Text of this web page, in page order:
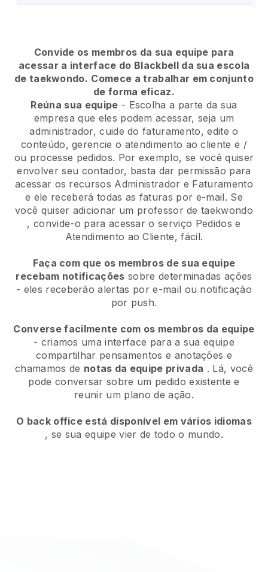
Convide os membros da sua equipe para
acessar a interface do Blackbell da sua escola
de taekwondo. Comece a trabalhar em conjunto
de forma eficaz.
Reúna sua equipe - Escolha a parte da sua
empresa que eles podem acessar, seja um
administrador, cuide do faturamento, edite o
conteúdo, gerencie o atendimento ao cliente e /
ou processe pedidos. Por exemplo, se você quiser
envolver seu contador, basta dar permissão para
acessar os recursos Administrador e Faturamento
e ele receberá todas as faturas por e-mail. Se
você quiser adicionar um professor de taekwondo
, convide-o para acessar o serviço Pedidos e
Atendimento ao Cliente, fácil.
Faça com que os membros de sua equipe
recebam notificações sobre determinadas ações
- eles receberão alertas por e-mail ou notificação
por push.
Converse facilmente com os membros da equipe
- criamos uma interface para a sua equipe
compartilhar pensamentos e anotações e
chamamos de notas da equipe privada . Lá, você
pode conversar sobre um pedido existente e
reunir um plano de ação.
O back office está disponível em vários idiomas
, se sua equipe vier de todo o mundo.